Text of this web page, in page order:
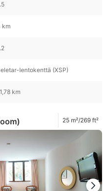
km
lentokenttä (XSP)
km
25 m²/269 ft²